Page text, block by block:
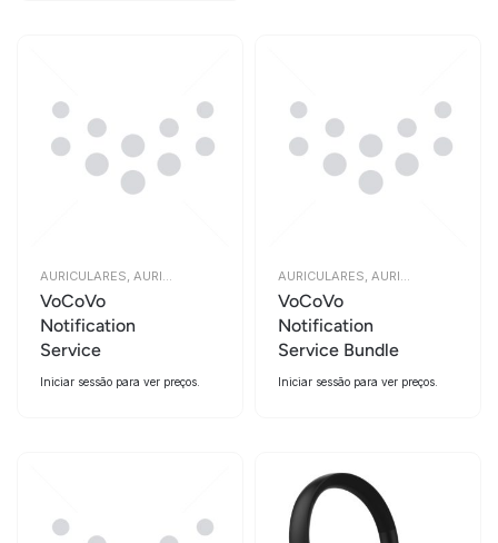
AURICULARES, AURICULARES
VoCoVo
Notification
Service
Iniciar sessão para ver preços.
AURICULARES, AURICULARES
VoCoVo
Notification
Service Bundle
Iniciar sessão para ver preços.